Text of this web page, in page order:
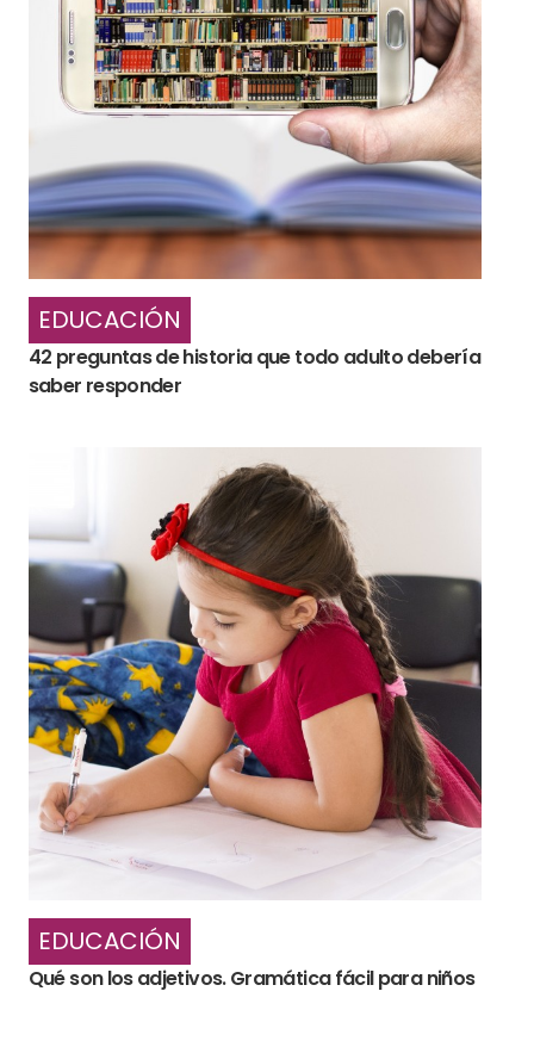
EDUCACIÓN
42 preguntas de historia que todo adulto debería
saber responder
EDUCACIÓN
Qué son los adjetivos. Gramática fácil para niños